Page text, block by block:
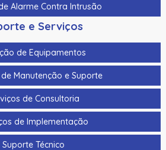
Alarme Contra Intrusão
e Serviços
de Equipamentos
Manutenção e Suporte
de Consultoria
de Implementação
Suporte Técnico